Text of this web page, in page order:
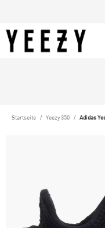
Startseite Yeezy 350 Adidas